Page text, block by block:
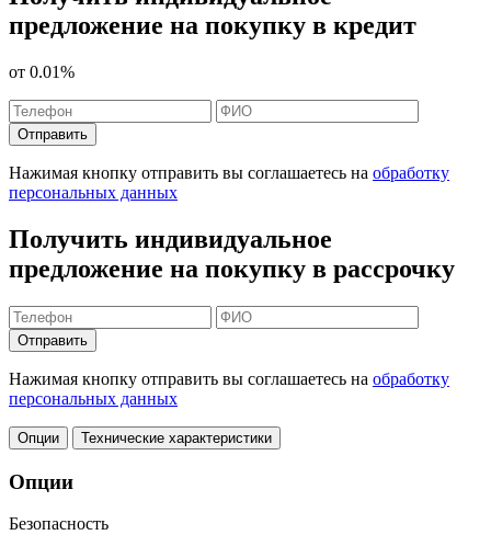
предложение на покупку в кредит
от 0.01%
Отправить
Нажимая кнопку отправить вы соглашаетесь на обработку
персональных данных
Получить индивидуальное
предложение на покупку в рассрочку
Отправить
Нажимая кнопку отправить вы соглашаетесь на обработку
персональных данных
Опции Технические характеристики
Опции
Безопасность